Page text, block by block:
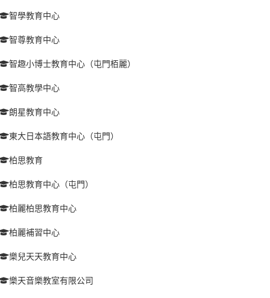
智學教育中心
智尊教育中心
智趣小博士教育中心（屯門栢麗）
智高教學中心
朗星教育中心
東大日本語教育中心（屯門）
柏思教育
柏思教育中心（屯門）
柏麗柏思教育中心
柏麗補習中心
樂兒天天教育中心
樂天音樂教室有限公司